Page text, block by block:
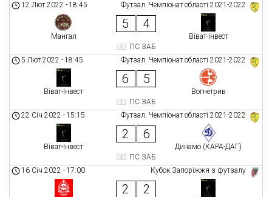
Футзал. Чемпіонат області 2021-2022
12 Лют 2022 -18:45
Мангал
5 4
Віват-Інвест
ПС ЗАБ
Футзал. Чемпіонат області 2021-2022
5 Лют 2022 -18:45
Віват-Інвест
6 5
Вогнетрив
ПС ЗАБ
Футзал. Чемпіонат області 2021-2022
22 Січ 2022 -15:15
Віват-Інвест
2 6
Динамо (КАРА-ДАГ)
ПС ЗАБ
Кубок Запоріжжя з футзалу
16 Січ 2022 -17:00
2 2